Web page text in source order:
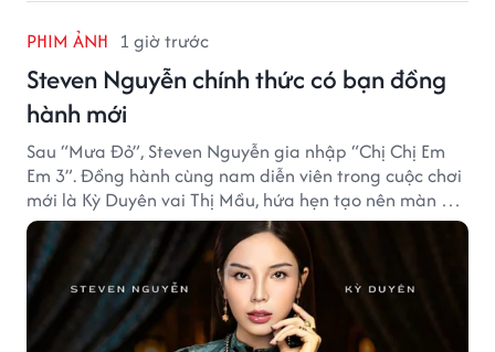
PHIM ẢNH 1 giờ trước
Steven Nguyễn chính thức có bạn đồng
hành mới
Sau “Mưa Đỏ”, Steven Nguyễn gia nhập “Chị Chị Em
Em 3”. Đồng hành cùng nam diễn viên trong cuộc chơi
mới là Kỳ Duyên vai Thị Mầu, hứa hẹn tạo nên màn kết
hợp nhiều bất ngờ.